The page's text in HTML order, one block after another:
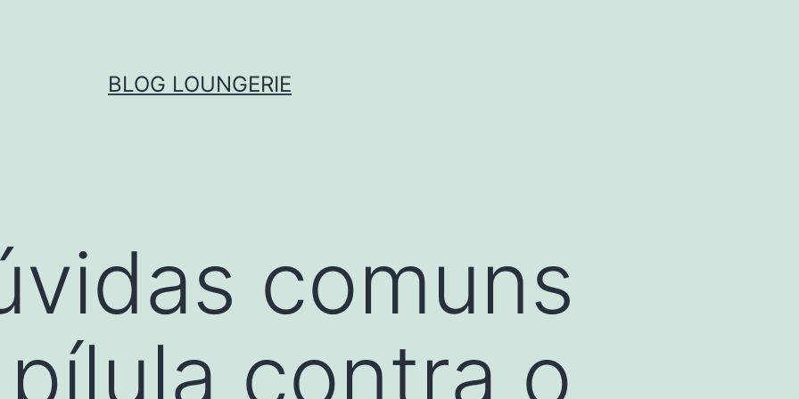
BLOG LOUNGERIE
comuns
contra o